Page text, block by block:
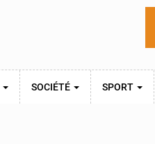
SOCIÉTÉ SPORT